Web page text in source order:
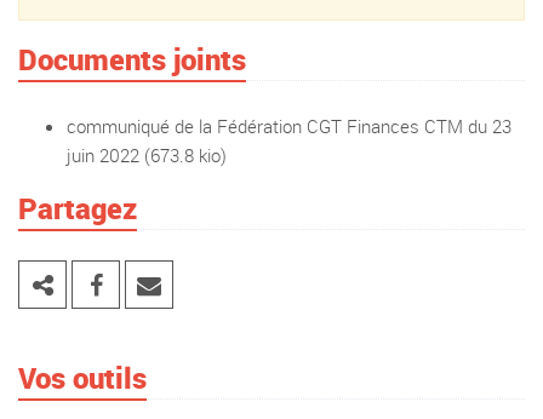
Documents joints
communiqué de la Fédération CGT Finances CTM du 23
juin 2022 (673.8 kio)
Partagez
Vos outils